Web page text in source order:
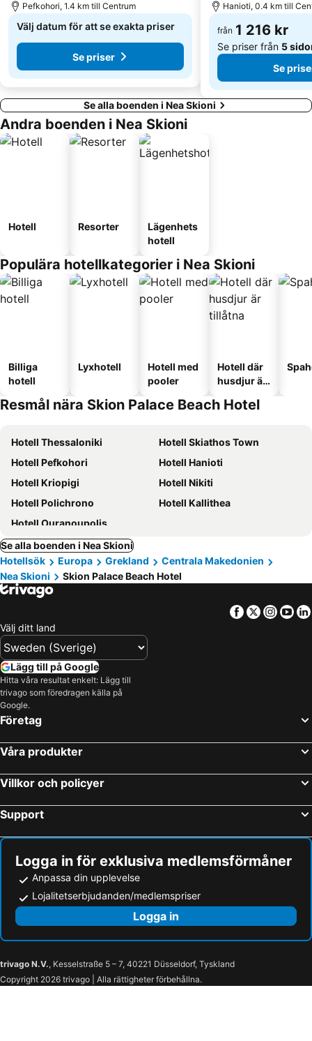
Pefkohori, 1.4 km till Centrum
Välj datum för att se exakta priser
Se priser
Hanioti, 0.4 km till
från 1 216 kr
Se priser från 5
Se
Se alla boenden i Nea Skioni
Andra boenden i Nea Skioni
Hotell Resorter
Lägenhets
hotell
Populära hotellkategorier i Nea Skioni
Billiga
hotell
Lyxhotell
Hotell med
pooler
Hotell där
husdjur är
Resmål nära Skion Palace Beach Hotel
Hotell Thessaloniki
Hotell Skiathos Town
Hotell Pefkohori
Hotell Hanioti
Hotell Kriopigi
Hotell Nikiti
Hotell Polichrono
Hotell Kallithea
Hotell Ouranoupolis
Se alla boenden i Nea Skioni
Hotellsök
Europa Grekland
Centrala Makedonien
Nea Skioni
Skion Palace Beach Hotel
Facebook
Twitter
Välj ditt land
Lägg till på Google
Hitta våra resultat enkelt: Lägg till
trivago som föredragen källa på
Google.
Företag
Våra produkter
Villkor och policyer
Support
Logga in för exklusiva medlemsförmåner
Anpassa din upplevelse
Lojalitetserbjudanden/medlemspriser
Logga in
trivago N.V., Kesselstraße 5 – 7, 40221 Düsseldorf, Tyskland
Copyright 2026 trivago | Alla rättigheter förbehållna.